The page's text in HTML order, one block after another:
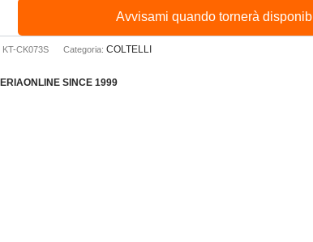
Avvisami quando tornerà
KT-CK073S Categoria:COLTELLI
SINCE 1999